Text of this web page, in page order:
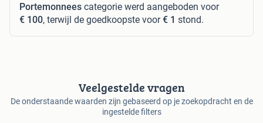
Portemonnees categorie werd aangeboden voor
€ 100, terwijl de goedkoopste voor€ 1 stond.
Veelgestelde vragen
De onderstaande waarden zijn gebaseerd op je zoekopdracht en de
ingestelde filters